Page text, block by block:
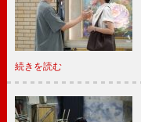
続きを読む